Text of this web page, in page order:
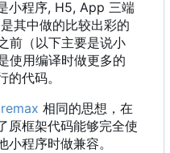
小程序, H5, App 三端
是其中做的比较出彩的
前 （以下主要是说小
使用编译时做更多的
代码。
remax 相同的思想，在
原框架代码能够完全使
程序时做兼容。